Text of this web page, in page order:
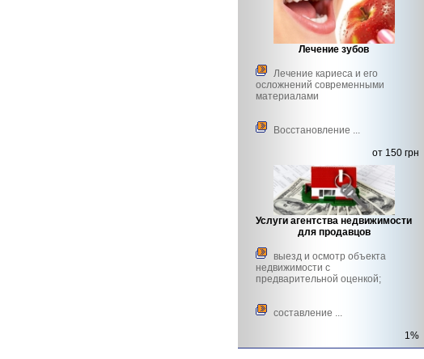
Лечение зубов
Лечение кариеса и его
осложнений современными
материалами
Восстановление ...
от 150 грн
Услуги агентства недвижимости
для продавцов
выезд и осмотр объекта
недвижимости с
предварительной оценкой;
составление ...
1%